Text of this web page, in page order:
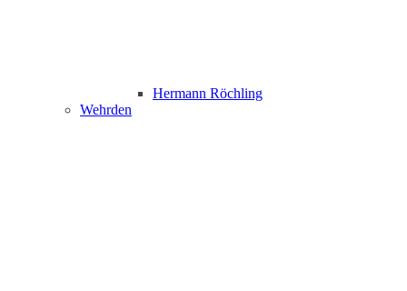
Hermann Röchling
Wehrden